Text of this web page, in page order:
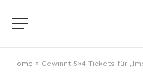
Home » Gewinnt 5×4 Tickets für